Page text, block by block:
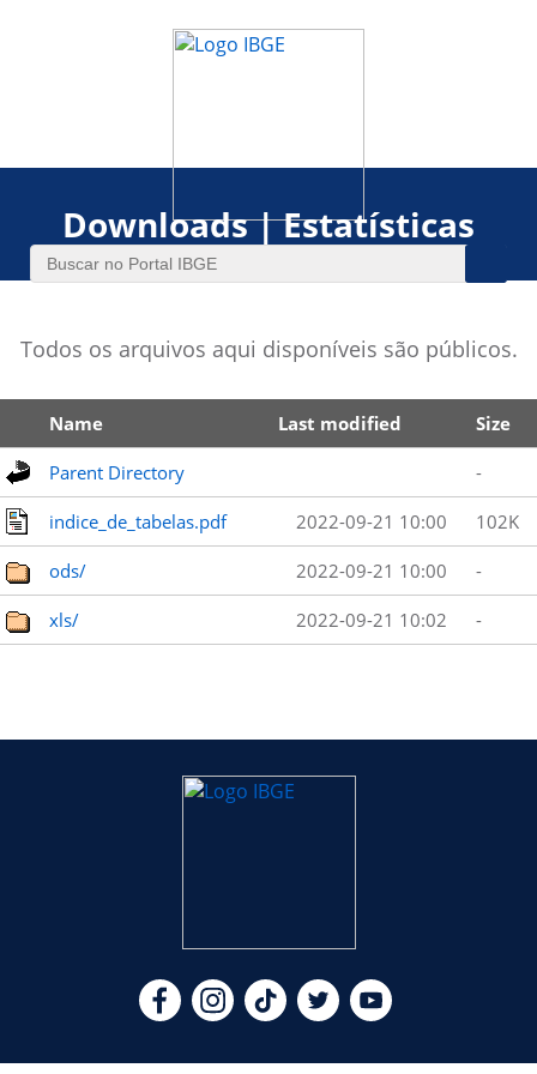
Downloads | Estatísticas
Todos os arquivos aqui disponíveis são públicos.
Name Last modified Size
Parent Directory -
indice_de_tabelas.pdf 2022-09-21 10:00 102K
ods/ 2022-09-21 10:00 -
xls/ 2022-09-21 10:02 -